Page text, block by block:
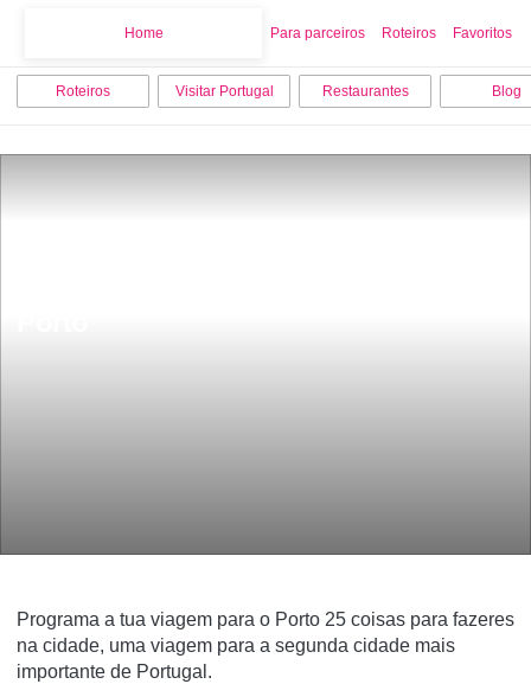
Home Para parceiros Roteiros Favoritos
Roteiros Visitar Portugal Restaurantes Blog
Programa a tua viagem para o Porto 25 coisas para fazeres
na cidade, uma viagem para a segunda cidade mais
importante de Portugal.